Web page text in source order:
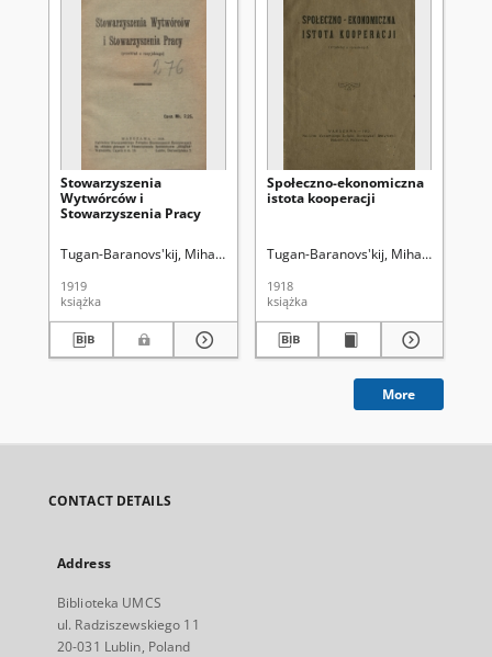
Stowarzyszenia
Wytwórców i
Stowarzyszenia Pracy
Tugan-Baranovs'kij, Mihajlo (1865-1919) Orsetti, Maria Paulina
1919
książka
Społeczno-ekonomiczna
istota kooperacji
Tugan-Baranovs'kij, Mihajlo (1865-
1918
książka
More
CONTACT DETAILS
Address
Biblioteka UMCS
ul. Radziszewskiego 11
20-031 Lublin, Poland